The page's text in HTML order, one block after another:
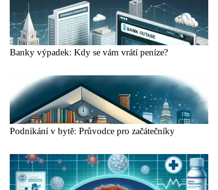
Banky výpadek: Kdy se vám vrátí peníze?
Podnikání v bytě: Průvodce pro začátečníky